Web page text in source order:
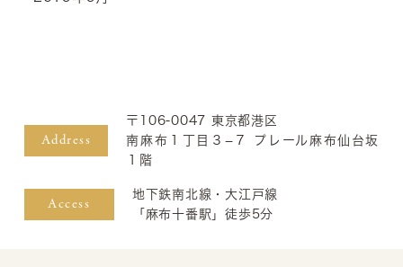
Address
〒106-0047 東京都港区
南麻布１丁目３−７ プレール麻布仙台坂
１階
Access
地下鉄南北線・大江戸線
「麻布十番駅」徒歩5分